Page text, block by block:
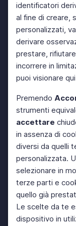
identificatori
al fine di creare,
personalizzati,
derivare
prestare,
incorrere in
puoi visionare qui
Premendo
strumenti
accettare
in assenza di
diversi da quelli
personalizzata.
selezionare in
terze parti e
quello già
Le scelte da te
dispositivo in